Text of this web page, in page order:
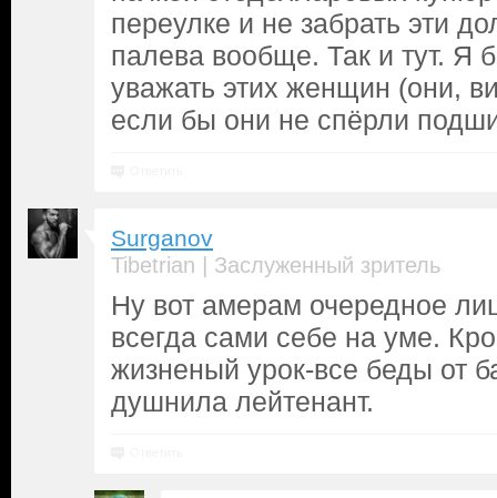
переулке и не забрать эти
палева вообще. Так и тут. Я
уважать этих женщин (они,
если бы они не спёрли
Surganov
Tibetrian | Заслуженный зритель
Ну вот амерам очередное
всегда сами себе на уме.
жизненый урок-все беды от
душнила лейтенант.